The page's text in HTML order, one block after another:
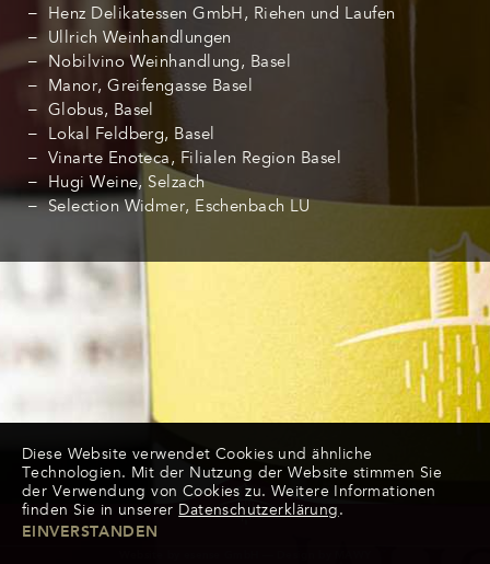
Henz Delikatessen GmbH, Riehen und Laufen
Ullrich Weinhandlungen
Nobilvino Weinhandlung, Basel
Manor, Greifengasse Basel
Globus, Basel
Lokal Feldberg, Basel
Vinarte Enoteca, Filialen Region Basel
Hugi Weine, Selzach
Selection Widmer, Eschenbach LU
Diese Website verwendet Cookies und ähnliche
Technologien. Mit der Nutzung der Website stimmen Sie
der Verwendung von Cookies zu. Weitere Informationen
finden Sie in unserer Datenschutzerklärung.
EINVERSTANDEN